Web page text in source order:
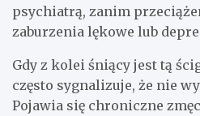
psychiatrą, zanim
zaburzenia lękowe lub
Gdy z kolei śniący jest tą
często sygnalizuje, że nie
Pojawia się chroniczne